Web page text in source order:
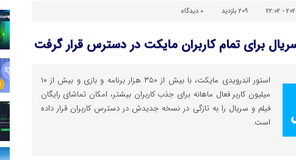
209 بازدید ۰ دیدگاه
برای تمام کاربران مایکت در دسترس قرار گرفت
استور اندرویدی مایکت، با بیش از ۳۵۰ هزار برنامه و بازی و بیش از ۱۰
میلیون کاربر فعال ماهانه برای جذب کاربران بیشتر، امکان تماشای رایگان
فیلم و سریال را به تازگی در نسخه جدیدش در دسترس کاربران قرار داده
است.